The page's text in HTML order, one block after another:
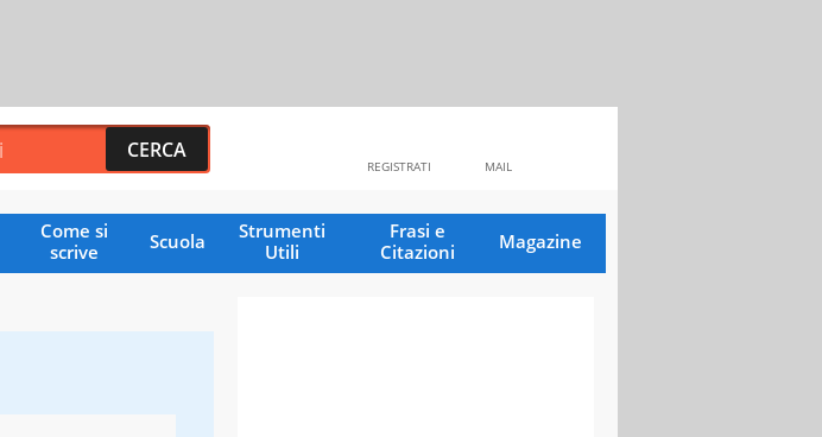
MAIL
REGISTRATI
Come si
scrive
Scuola
Strumenti
Utili
Frasi e
Citazioni
Magazine